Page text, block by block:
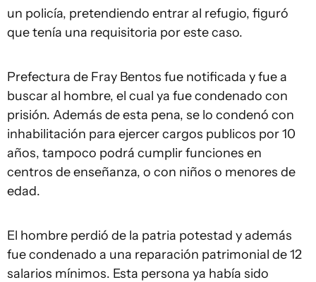
un policía, pretendiendo entrar al refugio, figuró
que tenía una requisitoria por este caso.
Prefectura de Fray Bentos fue notificada y fue a
buscar al hombre, el cual ya fue condenado con
prisión. Además de esta pena, se lo condenó con
inhabilitación para ejercer cargos publicos por 10
años, tampoco podrá cumplir funciones en
centros de enseñanza, o con niños o menores de
edad.
El hombre perdió de la patria potestad y además
fue condenado a una reparación patrimonial de 12
salarios mínimos. Esta persona ya había sido